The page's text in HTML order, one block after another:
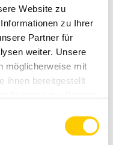
Website zu
zu Ihrer
Partner für
weiter. Unsere
möglicherweise mit
ihnen bereitgestellt
Sonnenschutz